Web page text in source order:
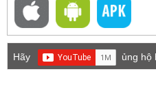
Hãy
ủng hộ